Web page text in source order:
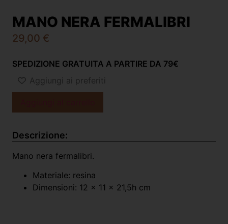
MANO NERA FERMALIBRI
29,00 €
SPEDIZIONE GRATUITA A PARTIRE DA 79€
Aggiungi ai preferiti
Descrizione:
Mano nera fermalibri.
Materiale: resina
Dimensioni: 12 x 11 x 21,5h cm